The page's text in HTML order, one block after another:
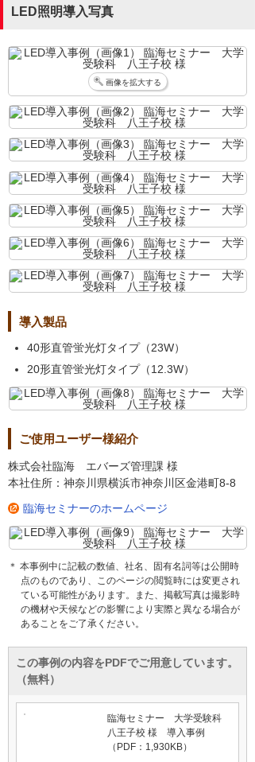
LED照明導入写真
画像を拡大する
導入製品
40形直管蛍光灯タイプ（23W）
20形直管蛍光灯タイプ（12.3W）
ご使用ユーザー様紹介
株式会社臨海 エバーズ管理課 様
本社住所：神奈川県横浜市神奈川区金港町8-8
臨海セミナーのホームページ
＊ 本事例中に記載の数値、社名、固有名詞等は公開時
点のものであり、このページの閲覧時には変更され
ている可能性があります。また、掲載写真は撮影時
の機材や天候などの影響により実際と異なる場合が
あることをご了承ください。
この事例の内容をPDFでご用意しています。
（無料）
臨海セミナー 大学受験科
八王子校 様 導入事例
（PDF：1,930KB）